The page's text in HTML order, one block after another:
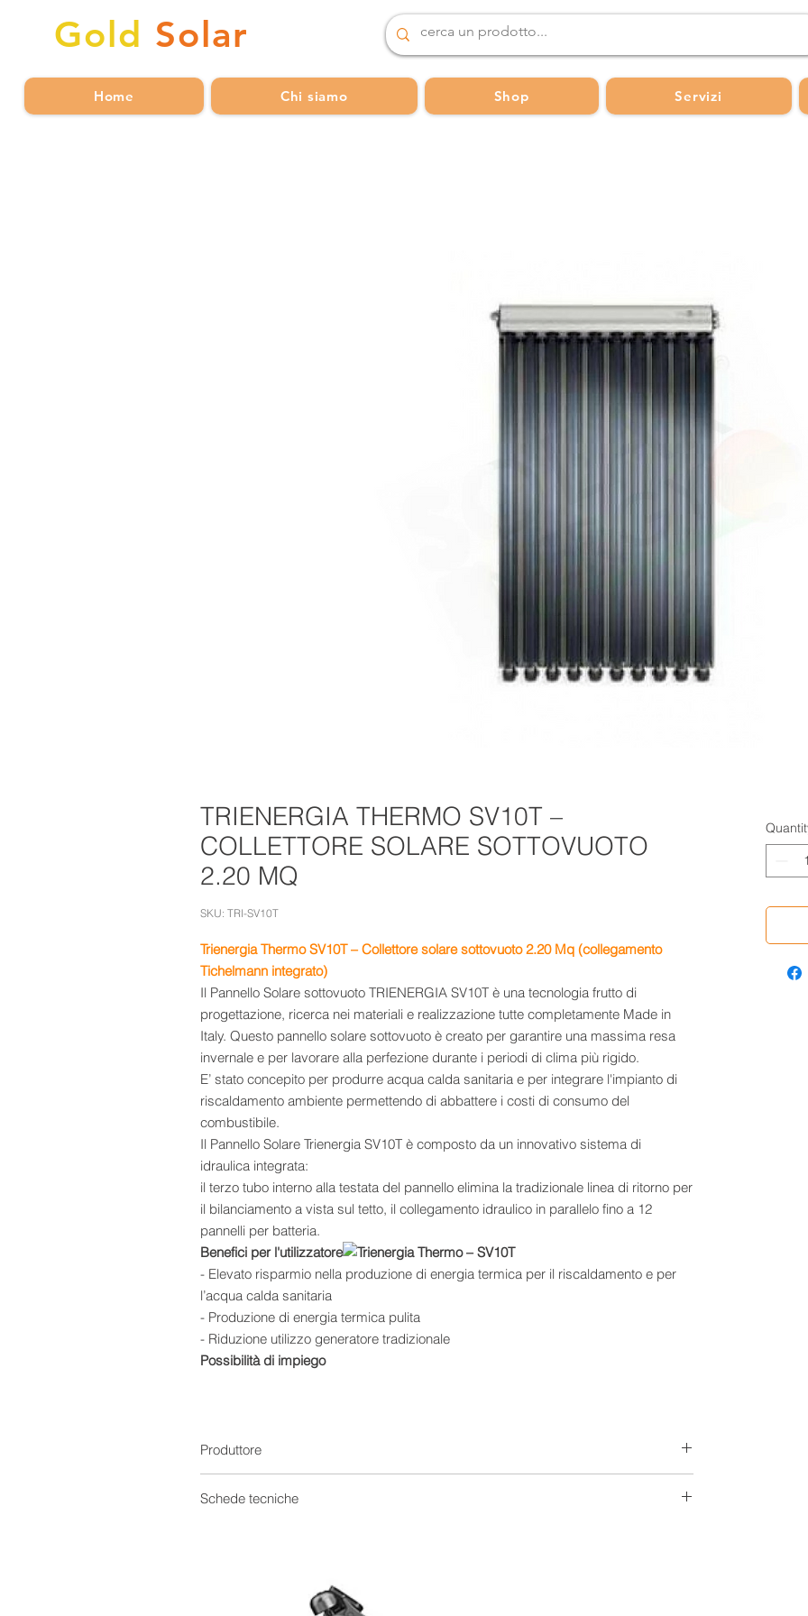
Gold Solar
Home Chi siamo Shop Servizi
TRIENERGIA THERMO SV10T –
COLLETTORE SOLARE SOTTOVUOTO
2.20 MQ
SKU: TRI-SV10T
Trienergia Thermo SV10T – Collettore solare sottovuoto 2.20 Mq (collegamento
Tichelmann integrato)
Il Pannello Solare sottovuoto TRIENERGIA SV10T è una tecnologia frutto di
progettazione, ricerca nei materiali e realizzazione tutte completamente Made in
Italy. Questo pannello solare sottovuoto è creato per garantire una massima resa
invernale e per lavorare alla perfezione durante i periodi di clima più rigido.
E’ stato concepito per produrre acqua calda sanitaria e per integrare l'impianto di
riscaldamento ambiente permettendo di abbattere i costi di consumo del
combustibile.
Il Pannello Solare Trienergia SV10T è composto da un innovativo sistema di
idraulica integrata:
il terzo tubo interno alla testata del pannello elimina la tradizionale linea di ritorno per
il bilanciamento a vista sul tetto, il collegamento idraulico in parallelo fino a 12
pannelli per batteria.
Benefici per l'utilizzatore
- Elevato risparmio nella produzione di energia termica per il riscaldamento e per
l’acqua calda sanitaria
- Produzione di energia termica pulita
- Riduzione utilizzo generatore tradizionale
Possibilità di impiego
- Impiego per case singole, plurifamigliari, alberghi, industrie ed immobili
Vantaggi del prodotto
- Tempi di montaggio ridotti al minimo
Produttore
Schede tecniche